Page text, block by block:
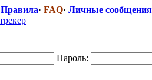
Правила· FAQ· Личные сообщения
Пароль: